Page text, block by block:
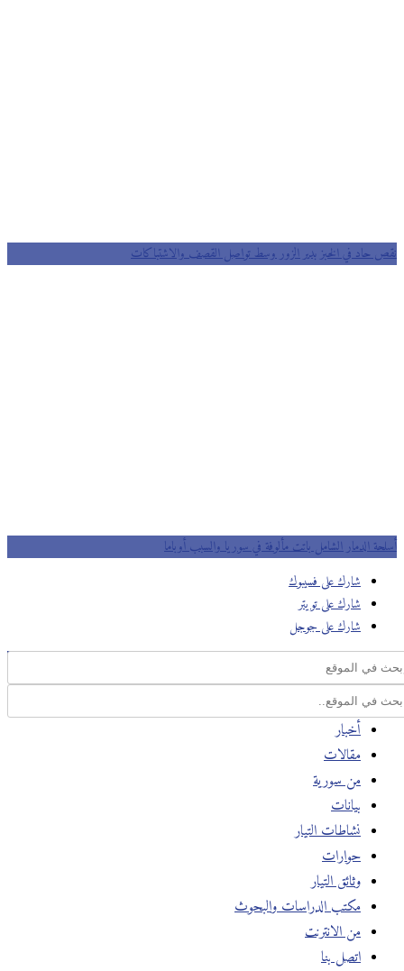
نقص حاد في الخبز بدير الزور وسط تواصل القصف والاشتباكات
أسلحة الدمار الشامل باتت مألوفة في سوريا والسبب أوباما
شارك على فسيبوك
شارك على تويتر
شارك على جوجل
أخبار
مقالات
من سورية
بيانات
نشاطات التيار
حوارات
وثائق التيار
مكتب الدراسات والبحوث
من الانترنت
اتصل بنا